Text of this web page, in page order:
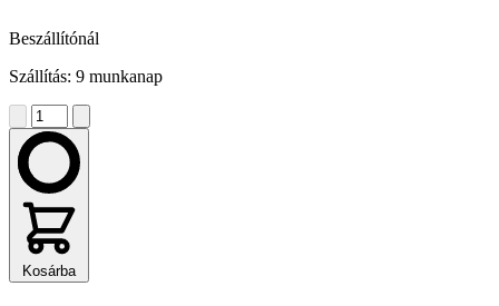
Beszállítónál
Szállítás: 9 munkanap
Kosárba